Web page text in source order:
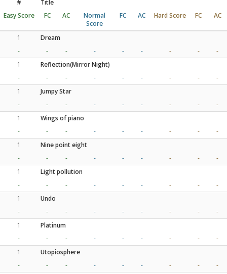
#
Title
Easy Score
FC AC
Normal
Score
FC AC Hard Score FC AC
1
Dream
-
- - - - - - -
-
1
Reflection(Mirror Night)
-
- - - - - - -
-
1
Jumpy Star
-
- - - - - - -
-
1
Wings of piano
-
- - - - - - -
-
1
Nine point eight
-
- - - - - - -
-
1
Light pollution
-
- - - - - - -
-
1
Undo
-
- - - - - - -
-
1
Platinum
-
- - - - - - -
-
1
Utopiosphere
-
- - - - - - -
-